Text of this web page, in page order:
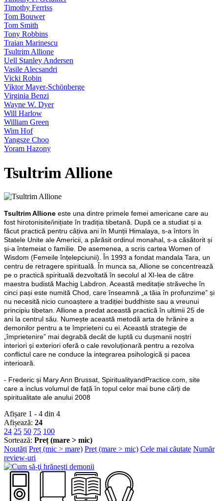
Timothy Ferriss
Tom Bouwer
Tom Smith
Tony Robbins
Traian Marinescu
Tsultrim Allione
Uell Stanley Andersen
Vasile Alecsandri
Vicki Robin
Viktor Mayer-Schönberge
Virginia Benzi
Wayne W. Dyer
Will Harlow
William Green
Wim Hof
Yangsze Choo
Yoram Hazony
Tsultrim Allione
Tsultrim Allione este una dintre primele femei americane care au
fost hirotonisite/inițiate în tradiția tibetană. După ce a studiat și a
făcut practică pentru câțiva ani în Munții Himalaya, s-a întors în
Statele Unite ale Americii, a părăsit ordinul monahal, s-a căsătorit și
și-a întemeiat o familie. De asemenea, a scris cartea Women of
Wisdom (Femeile înțelepciunii). În 1993 a fondat mandala Tara, un
centru de retragere spirituală. În munca sa, Allione se concentrează
pe o practică spirituală dezvoltată în secolul al XI-lea de către
maestra budistă Machig Labdron. Această meditație străveche în
cinci pași este numită Chod, care înseamnă „a tăia în profunzime” și
nu necesită nicio cunoaștere a tradiției buddhiste sau a vreunui
principiu tibetan. Allione a predat această practică în ultimii 25 de
ani la centrul său. Numește această metodă arta de hrănire a
demonilor pentru a te împrieteni cu ei. Această strategie de
„împrietenire” mai degrabă decât de luptă cu dușmanii noștri
interiori și exteriori oferă o cale revoluționară pentru a rezolva
conflictul care ne conduce la integrarea psihologică și pacea
interioară.
- Frederic și Mary Ann Brussat, SpiritualityandPractice.com, site
care a inclus volumul de față în topul celor mai bune cărți de
spiritualitate ale anului 2008
Afișare 1 - 4 din 4
Afișează: 24
24 25 50 75 100
Sortează: Preț (mare > mic)
Noutăți Preț (mic > mare) Preț (mare > mic) Cele mai căutate Număr
review-uri